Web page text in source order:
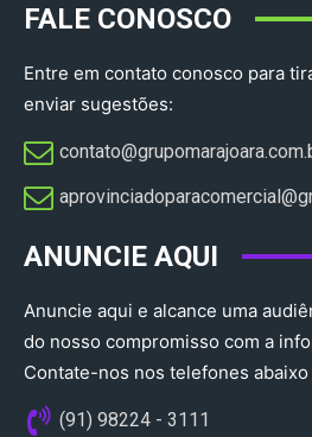
FALE CONOSCO
Entre em contato conosco para
enviar sugestões:
ANUNCIE AQUI
Anuncie aqui e alcance uma
do nosso compromisso com a
Contate-nos nos telefones abaixo
(91) 98224 - 3111